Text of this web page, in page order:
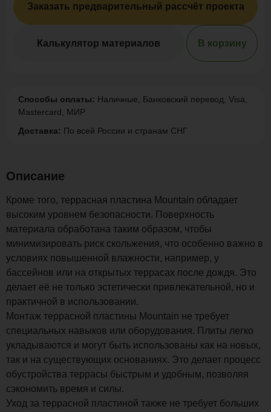
Заказать предварительный рассчёт проекта
Калькулятор материалов В корзину
Способы оплаты: Наличные, Банковский перевод, Visa,
Mastercard, МИР
Доставка: По всей России и странам СНГ
Описание
Кроме того, террасная пластина Mountain обладает
высоким уровнем безопасности. Поверхность
материала обработана таким образом, чтобы
минимизировать риск скольжения, что особенно важно в
условиях повышенной влажности, например, у
бассейнов или на открытых террасах после дождя. Это
делает её не только эстетически привлекательной, но и
практичной в использовании.
Монтаж террасной пластины Mountain не требует
специальных навыков или оборудования. Плиты легко
укладываются и могут быть использованы как на новых,
так и на существующих основаниях. Это делает процесс
обустройства террасы быстрым и удобным, позволяя
сэкономить время и силы.
Уход за террасной пластиной также не требует больших